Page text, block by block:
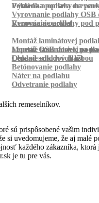
Pokládka podlahy na
Výmena a oprava
Vyrovnanie podlahy OSB
Vyrovnanie podlahy pod
Renovácia parkiet
Montáž laminátovej
Montáž OSB dosiek na
Lepenie laminátovej
Lepenie soklových líšt
Obklad schodov dlažbou
Betónovanie podlahy
Náter na podlahu
Odvetranie podlahy
remeselníkov.
sú prispôsobené vašim
uvedomujeme, že aj malé
každého zákazníka,
je tu pre vás.